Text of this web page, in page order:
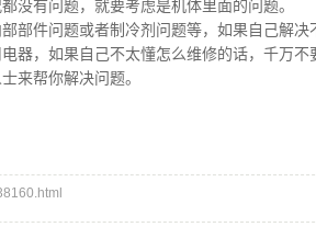
没有问题，就要考虑是机体里面的问题。
部件问题或者制冷剂问题等，如果自己解
器，如果自己不太懂怎么维修的话，千万
来帮你解决问题。